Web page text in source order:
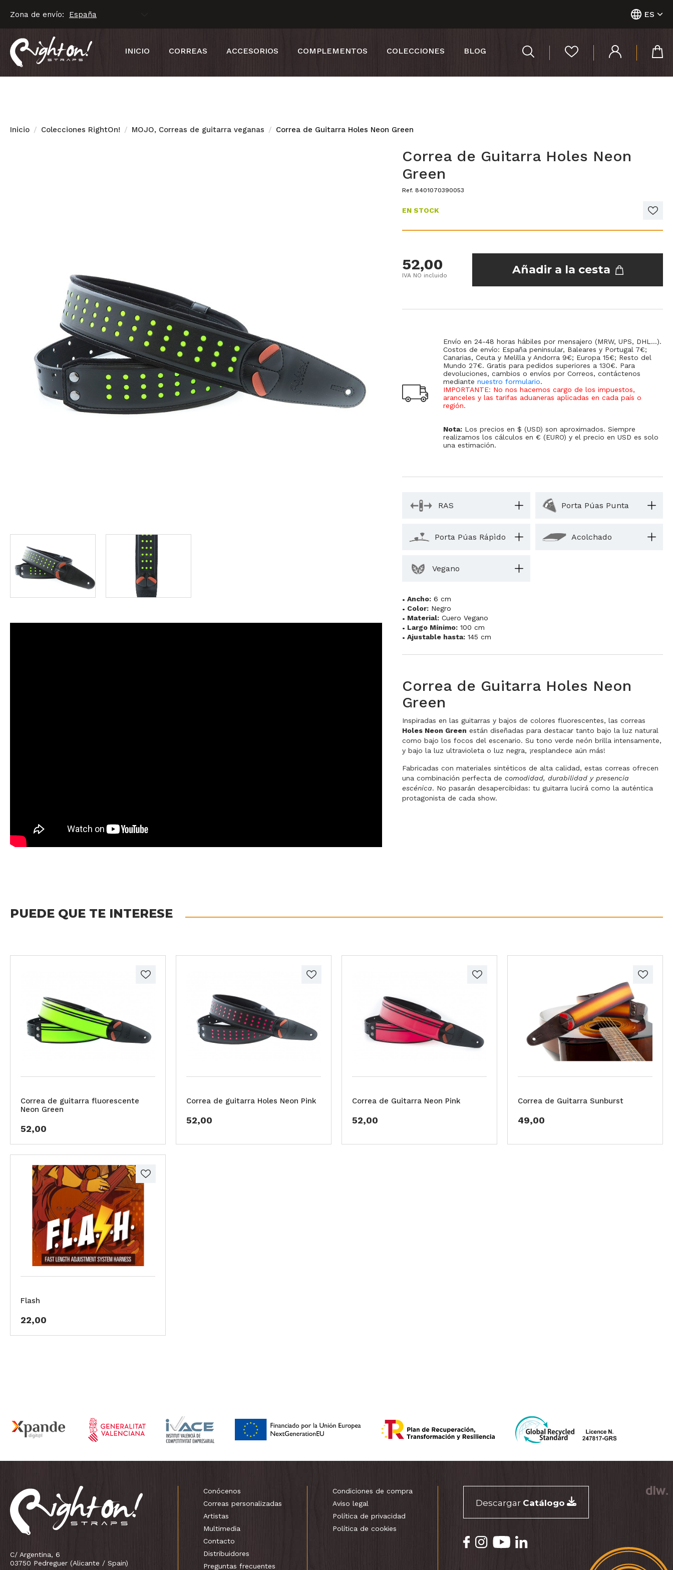
Zona de envío: ES
INICIO CORREAS ACCESORIOS COMPLEMENTOS COLECCIONES BLOG
Inicio Colecciones RightOn! MOJO, Correas de guitarra veganas Correa de Guitarra Holes Neon Green
Correa de Guitarra Holes Neon
Green
Ref. 8401070390053
EN STOCK
52,00
IVA NO incluido Añadir a la cesta
Envío en 24-48 horas hábiles por mensajero (MRW, UPS, DHL...).
Costos de envío: España peninsular, Baleares y Portugal 7€;
Canarias, Ceuta y Melilla y Andorra 9€; Europa 15€; Resto del
Mundo 27€. Gratis para pedidos superiores a 130€. Para
devoluciones, cambios o envíos por Correos, contáctenos
mediantenuestro formulario.
IMPORTANTE: No nos hacemos cargo de los impuestos,
aranceles y las tarifas aduaneras aplicadas en cada país o
región.
Nota: Los precios en $ (USD) son aproximados. Siempre
realizamos los cálculos en € (EURO) y el precio en USD es solo
una estimación.
RAS Porta Púas Punta
Porta Púas Rápìdo Acolchado
Vegano
Ancho: 6 cm
Color: Negro
Material: Cuero Vegano
Largo Mínimo: 100 cm
Ajustable hasta: 145 cm
Correa de Guitarra Holes Neon
Green
Inspiradas en las guitarras y bajos de colores fluorescentes, las correas
Holes Neon Green están diseñadas para destacar tanto bajo la luz natural
como bajo los focos del escenario. Su tono verde neón brilla intensamente,
y bajo la luz ultravioleta o luz negra, ¡resplandece aún más!
Fabricadas con materiales sintéticos de alta calidad, estas correas ofrecen
una combinación perfecta decomodidad, durabilidad y presencia
escénica. No pasarán desapercibidas: tu guitarra lucirá como la auténtica
protagonista de cada show.
PUEDE QUE TE INTERESE
Correa de guitarra fluorescente
Neon Green
52,00
Correa de guitarra Holes Neon Pink
52,00
Correa de Guitarra Neon Pink
52,00
Correa de Guitarra Sunburst
49,00
Flash
22,00
C/ Argentina, 6
03750 Pedreguer (Alicante / Spain)
Conócenos
Correas personalizadas
Artistas
Multimedia
Contacto
Distribuidores
Preguntas frecuentes
Condiciones de compra
Aviso legal
Política de privacidad
Política de cookies
Descargar Catálogo